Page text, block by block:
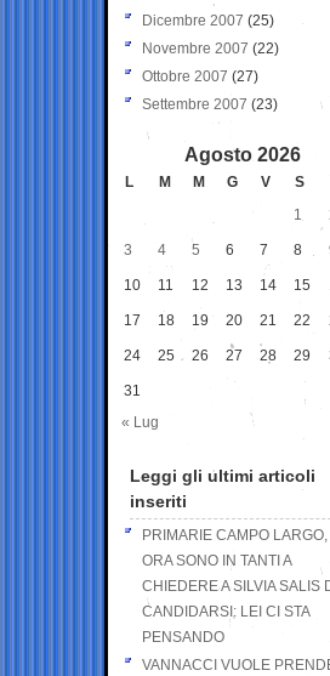
Dicembre 2007 (25)
Novembre 2007 (22)
Ottobre 2007 (27)
Settembre 2007 (23)
Agosto 2026
L M M G V S
1
3 4 5 6 7 8
10 11 12 13 14 15
17 18 19 20 21 22
24 25 26 27 28 29
31
« Lug
Leggi gli ultimi articoli
inseriti
PRIMARIE CAMPO LARGO,
ORA SONO IN TANTI A
CHIEDERE A SILVIA SALIS
CANDIDARSI: LEI CI STA
PENSANDO
VANNACCI VUOLE